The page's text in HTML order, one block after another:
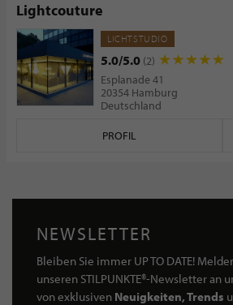
Lightcouture
LICHTSTUDIO
5.0/5.0 (2)
Esplanade 41
20354 Hamburg
Deutschland
PROFIL
NEWSLETTER
Bleiben Sie immer UP TO DATE!
unseren STILPUNKTE®-Newsletter an
von exklusiven Neuigkeiten, Trends